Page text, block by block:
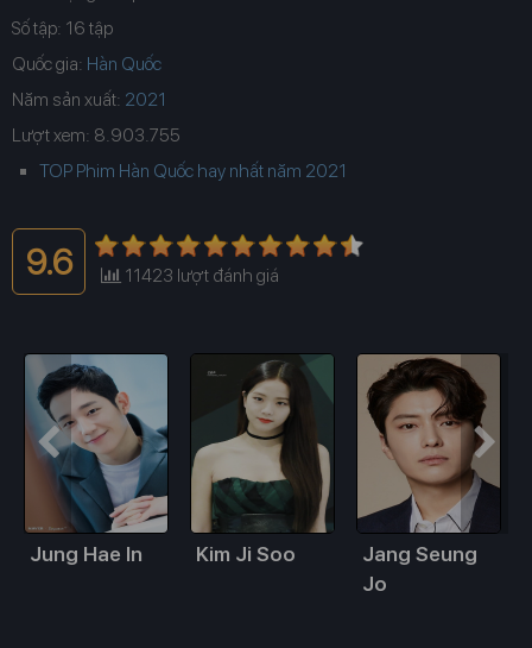
Số tập: 16 tập
Quốc gia: Hàn Quốc
Năm sản xuất:
Lượt xem: 8.903.755
TOP Phim Hàn Quốc hay nhất năm 2021
9.6 11423 lượt đánh giá
Jung Hae In Kim Ji Soo
Jang Seung
Jo